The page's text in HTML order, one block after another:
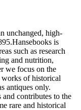
unchanged, high-
is
such as research
and nutrition,
we focus on the
of historical
antiques only.
contributes to the
rare and historical